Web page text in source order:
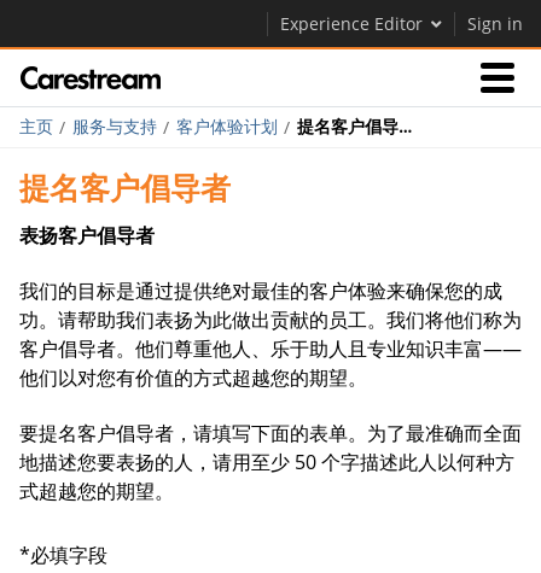
Experience Editor Sign in
产品
关于我们
关于我们
Careers
联系我们
主页 服务与支持 客户体验计划 提名客户倡导者
提名客户倡导者
表扬客户倡导者
我们的目标是通过提供绝对最佳的客户体验来确保您的成
功。请帮助我们表扬为此做出贡献的员工。我们将他们称为
客户倡导者。他们尊重他人、乐于助人且专业知识丰富——
他们以对您有价值的方式超越您的期望。
要提名客户倡导者，请填写下面的表单。为了最准确而全面
地描述您要表扬的人，请用至少 50 个字描述此人以何种方
式超越您的期望。
*必填字段